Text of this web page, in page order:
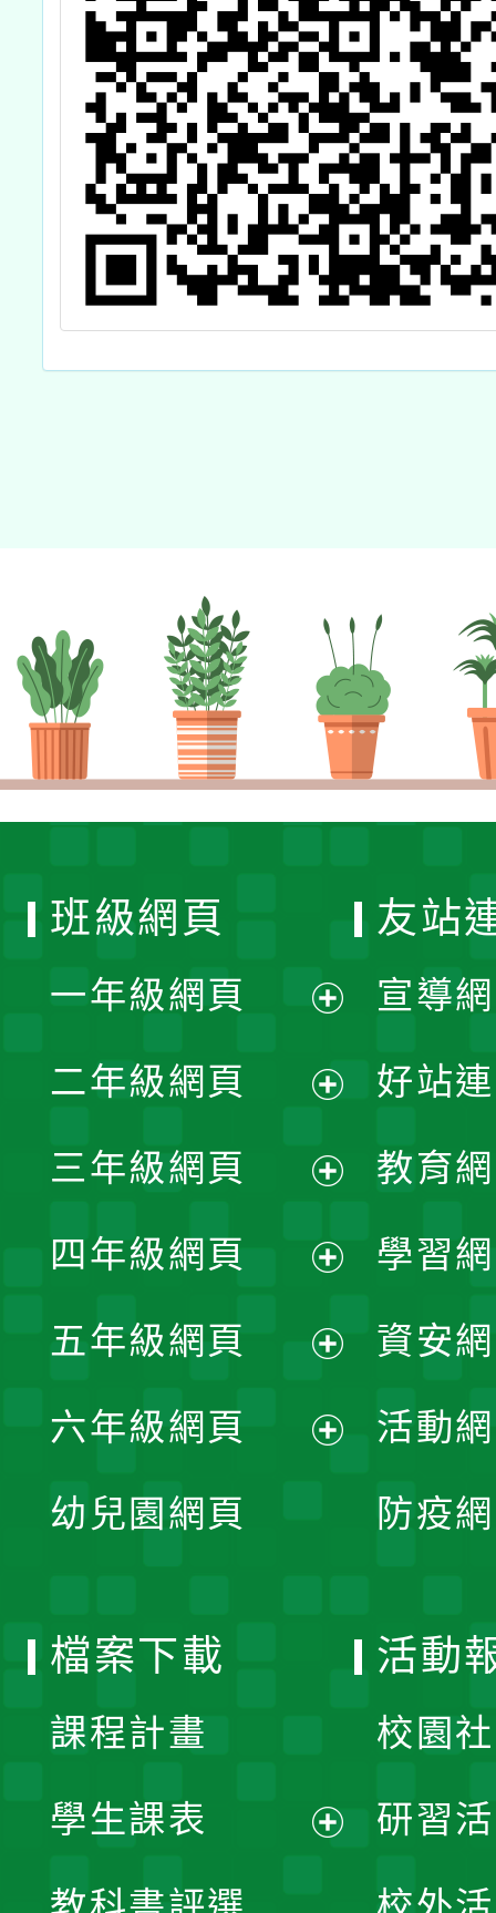
班級網頁
一年級網頁
開
選
單
二年級網頁
開
選
單
三年級網頁
開
選
單
四年級網頁
開
選
五年級網頁
開
六年級網頁
幼兒園網頁
友站
宣導
好站
教育
學習
資安
活動
防疫
檔案下載
課程計畫
學生課表
活動
校園
研習